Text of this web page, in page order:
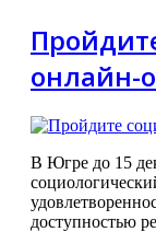
онлайн-
В Югре до 15
доступностью